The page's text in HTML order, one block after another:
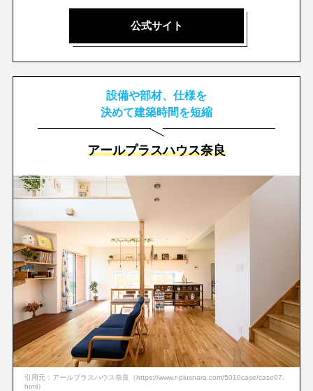
設備や部材、仕様を
決めて建築時間を短縮
アールプラスハウス奈良
引用元：アールプラスハウス奈良（https://www.r-plusnara.com/5010case/case07.
html）
公式サイト